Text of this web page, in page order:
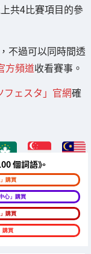
上共4比賽項目的參
不過可以同時間透
方頻道收看賽事。
フェスタ」官網確
個詞語》。
購買
心」購買
購買
購買